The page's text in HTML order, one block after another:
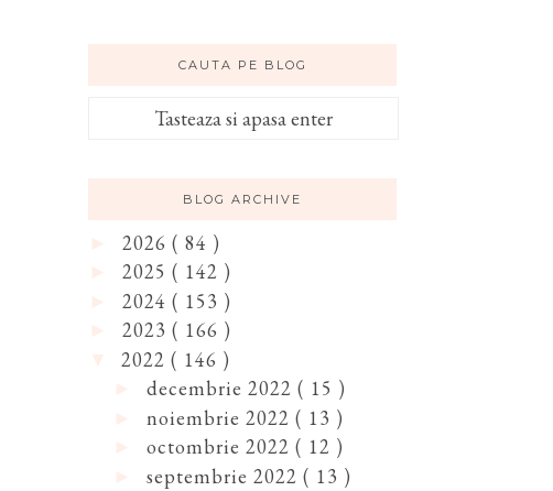
CAUTA PE BLOG
BLOG ARCHIVE
2026 ( 84 )
2025 ( 142 )
2024 ( 153 )
2023 ( 166 )
2022 ( 146 )
decembrie 2022 ( 15 )
noiembrie 2022 ( 13 )
octombrie 2022 ( 12 )
septembrie 2022 ( 13 )